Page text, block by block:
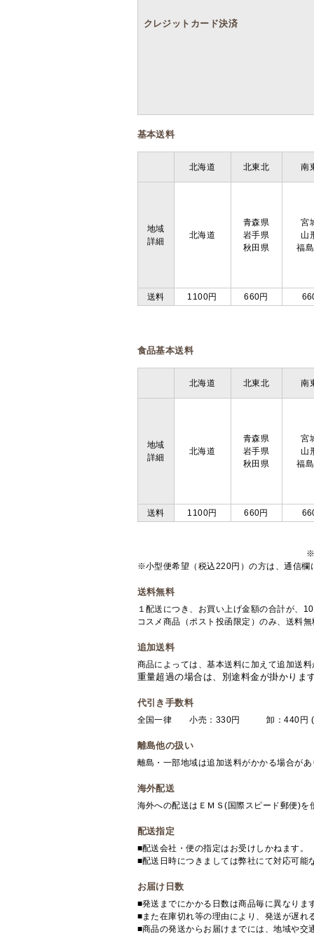
クレジットカード決済
基本送料
北海道 北東北 南
地域
詳細
北海道
青森県
岩手県
秋田県
宮
山
福
送料 1100円 660円
食品基本送料
北海道 北東北 南
地域
詳細
北海道
青森県
岩手県
秋田県
宮
山
福
送料 1100円 660円
※
※小型便希望（税込220円）の方は、通信欄
送料無料
１配送につき、お買い上げ金額の合計が、
コスメ商品（ポスト投函限定）のみ、送料
追加送料
商品によっては、基本送料に加えて追加送
重量超過の場合は、別途料金が掛かりま
代引き手数料
全国一律 小売：330円 卸：440円 (
離島他の扱い
離島・一部地域は追加送料がかかる場合が
海外配送
海外への配送はＥＭＳ(国際スピード郵便)
配送指定
■配送会社・便の指定はお受けしかねます。
■配送日時につきましては弊社にて対応可能
お届け日数
■発送までにかかる日数は商品毎に異なりま
■また在庫切れ等の理由により、発送が遅れ
■商品の発送からお届けまでには、地域や交